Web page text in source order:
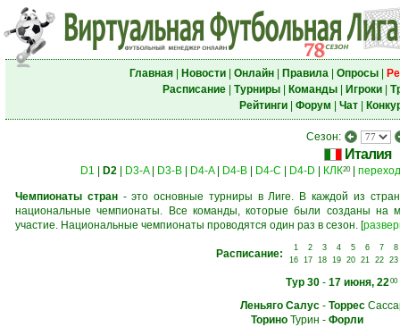
Главная| Новости| Онлайн| Правила| Опросы|
Расписание| Турниры| Команды| Игроки|
Рейтинги| Форум Чат|
Сезон:
Италия
D1 D2| D3-A| D3-B| D4-A| D4-B| D4-C D4-D КЛК20|
Чемпионаты стран- это основные турниры в Лиге. В каждой из
национальные чемпионаты. Все команды, которые были созданы на
участие. Национальные чемпионаты проводятся один раз в сезон. [
Расписание: 1 2 3 4 5 6 7
8
16
17 18 19 20 21 22 23
Тур 30- 17 июня, 2200
Леньяго Салус- Торрес
ТориноТурин - Форли